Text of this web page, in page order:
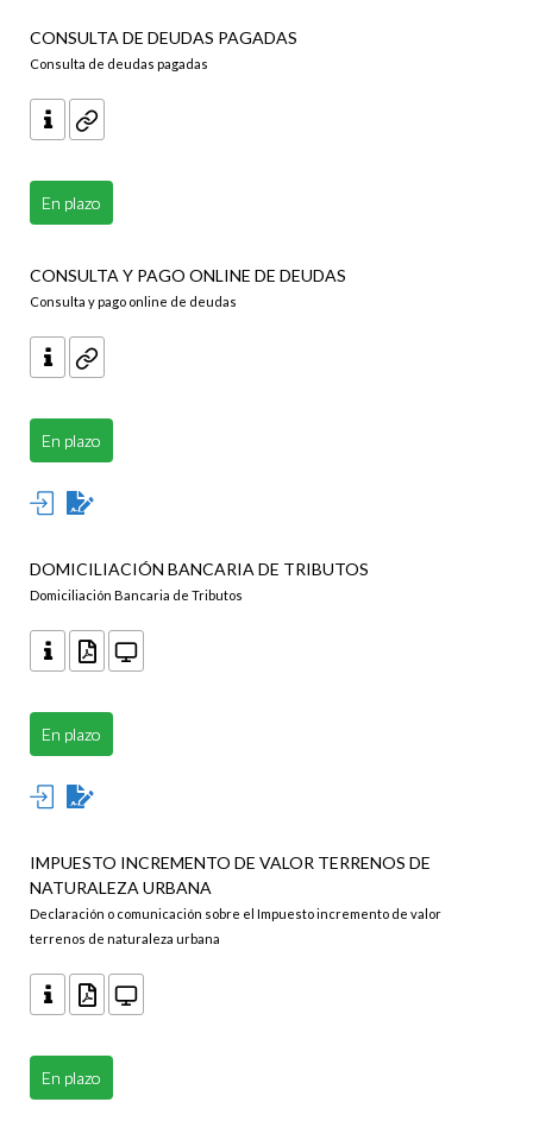
CONSULTA DE DEUDAS PAGADAS
Consulta de deudas pagadas
En plazo
CONSULTA Y PAGO ONLINE DE DEUDAS
Consulta y pago online de deudas
En plazo
DOMICILIACIÓN BANCARIA DE TRIBUTOS
Domiciliación Bancaria de Tributos
En plazo
IMPUESTO INCREMENTO DE VALOR TERRENOS DE
NATURALEZA URBANA
Declaración o comunicación sobre el Impuesto incremento de valor
terrenos de naturaleza urbana
En plazo